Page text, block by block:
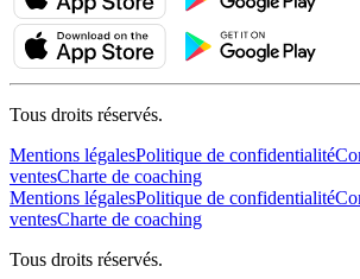
Tous droits réservés.
Mentions légalesPolitique de confidentialité
ventesCharte de coaching
Mentions légalesPolitique de confidentialité
ventesCharte de coaching
Tous droits réservés.